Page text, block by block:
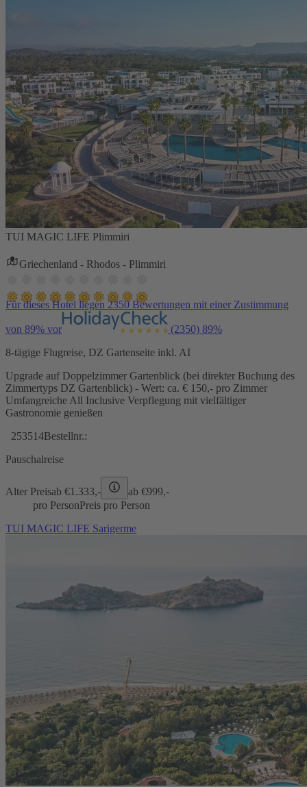
TUI MAGIC LIFE Plimmiri
Griechenland - Rhodos - Plimmiri
Für dieses Hotel liegen 2350 Bewertungen mit einer Zustimmung
von 89% vor (2350) 89%
8-tägige Flugreise, DZ Gartenseite inkl. AI
Upgrade auf Doppelzimmer Gartenblick (bei direkter Buchung des
Zimmertyps DZ Gartenblick) - Wert: ca. € 150,- pro Zimmer
Umfangreiche All Inclusive Verpflegung mit vielfältiger
Gastronomie genießen
253514Bestellnr.:
Pauschalreise
Alter Preisab €1.333,- ab €999,-
pro PersonPreis pro Person
TUI MAGIC LIFE Sarigerme